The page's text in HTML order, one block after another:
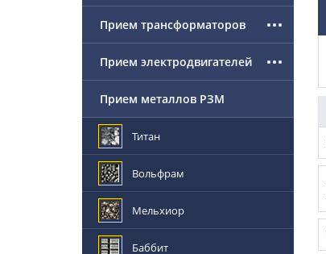
Прием трансформаторов
Прием электродвигателей
Прием металлов РЗМ
Титан
Вольфрам
Мельхиор
Баббит